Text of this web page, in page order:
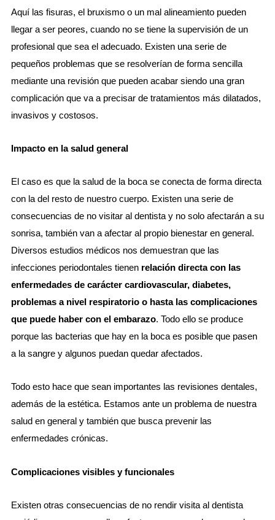
Aquí las fisuras, el bruxismo o un mal alineamiento pueden
llegar a ser peores, cuando no se tiene la supervisión de un
profesional que sea el adecuado. Existen una serie de
pequeños problemas que se resolverían de forma sencilla
mediante una revisión que pueden acabar siendo una gran
complicación que va a precisar de tratamientos más dilatados,
invasivos y costosos.
Impacto en la salud general
El caso es que la salud de la boca se conecta de forma directa
con la del resto de nuestro cuerpo. Existen una serie de
consecuencias de no visitar al dentista y no solo afectarán a su
sonrisa, también van a afectar al propio bienestar en general.
Diversos estudios médicos nos demuestran que las
infecciones periodontales tienen relación directa con las
enfermedades de carácter cardiovascular, diabetes,
problemas a nivel respiratorio o hasta las complicaciones
que puede haber con el embarazo. Todo ello se produce
porque las bacterias que hay en la boca es posible que pasen
a la sangre y algunos puedan quedar afectados.
Todo esto hace que sean importantes las revisiones dentales,
además de la estética. Estamos ante un problema de nuestra
salud en general y también que busca prevenir las
enfermedades crónicas.
Complicaciones visibles y funcionales
Existen otras consecuencias de no rendir visita al dentista